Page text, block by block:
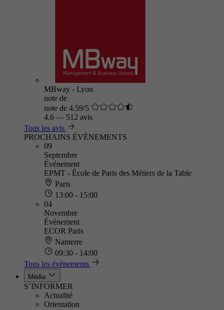
MBway - Lyon
note de
note de 4.59/5
4.6 — 512 avis
Tous les avis
PROCHAINS ÉVÈNEMENTS
09
Septembre
Événement
EPMT - École de Paris des Métiers de la Table
Paris
13:00 - 15:00
04
Novembre
Événement
ECOR Paris
Nanterre
09:30 - 14:00
Tous les événements
Média
S’INFORMER
Actualité
Orientation